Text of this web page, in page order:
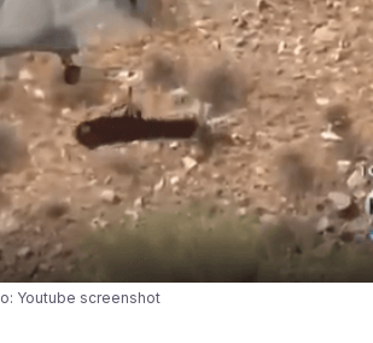
Youtube screenshot